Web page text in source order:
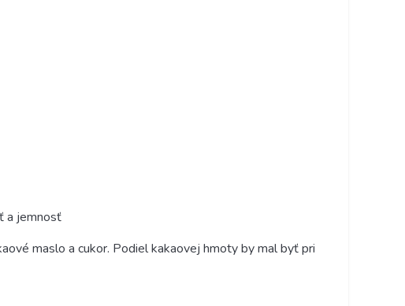
a jemnosť
maslo a cukor. Podiel kakaovej hmoty by mal byť pri